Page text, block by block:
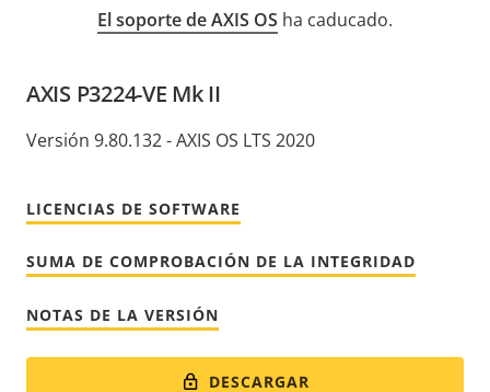
El soporte de AXIS OS ha caducado.
AXIS P3224-VE Mk II
Versión 9.80.132 - AXIS OS LTS 2020
LICENCIAS DE SOFTWARE
SUMA DE COMPROBACIÓN DE LA INTEGRIDAD
NOTAS DE LA VERSIÓN
DESCARGAR